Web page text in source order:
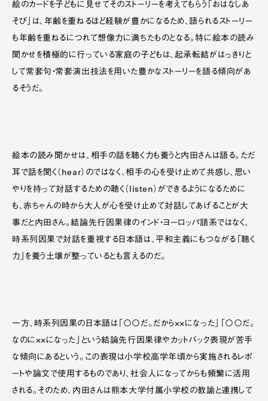
絵のカードを子どもに見せてそのストーリーを考えてもらう「おはなしあ
そび」は、年齢を重ねるほど経験が豊かになるため、語られるストーリー
も年齢を重ねるにつれて想像力に満ちたものとなる。特に絵本の読み
聞かせを積極的に行っている家庭の子どもは、起承転結がはっきりと
して常套句・常套演出技法を用いた豊かなストーリーを語る傾向があ
るそうだ。
絵本の読み聞かせは、相手の話を聴く力も養うと内田さんは語る。ただ
耳で話を聞く（hear）のではなく、相手の心を受け止めて共感し、思い
やりを持って対話するための聴く（listen）ができるようになるために
も、赤ちゃんの時から大人が心を受け止めて対話してあげることが大
事だと内田さん。結論先行因果律のインド・ヨーロッパ語系ではなく、
時系列因果で対話を重視する日本語は、平和主義にもつながる「聴く
力」を養う土壌が整っているとも言えるのだ。
一方、時系列因果の日本語は「〇〇だ。だから××になった」「〇〇だ。
なのに××になった」という結論先行因果律やカットバック表現が苦手
な傾向にあるという。この表現は小学校高学年頃から実施されるレポ
ートや論文で使用するものであり、社会人になってからも頻繁に活用
される。そのため、内田さんは熊本大学付属小学校の教諭と連携して